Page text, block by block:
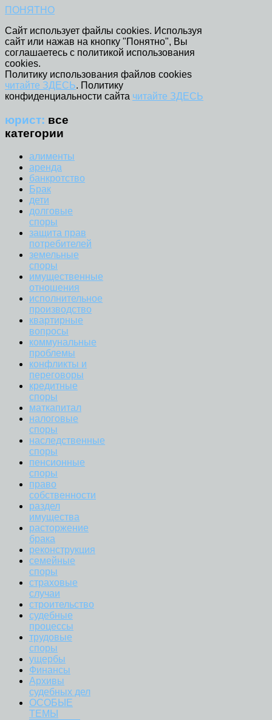
ПОНЯТНО
Сайт использует файлы cookies. Используя
сайт или нажав на кнопку "Понятно", Вы
соглашаетесь с политикой использования
cookies.
Политику использования файлов cookies
читайте ЗДЕСЬ. Политику
конфиденциальности сайта читайте ЗДЕСЬ
юрист: все
категории
алименты
аренда
банкротство
Брак
дети
долговые
споры
защита прав
потребителей
земельные
споры
имущественные
отношения
исполнительное
производство
квартирные
вопросы
коммунальные
проблемы
конфликты и
переговоры
кредитные
споры
маткапитал
налоговые
споры
наследственные
споры
пенсионные
споры
право
собственности
раздел
имущества
расторжение
брака
реконструкция
семейные
споры
страховые
случаи
строительство
судебные
процессы
трудовые
споры
ущербы
Финансы
Архивы
судебных дел
ОСОБЫЕ
ТЕМЫ